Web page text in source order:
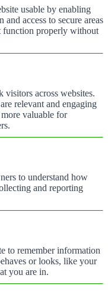
usable by enabling
access to secure areas
function properly without
visitors across websites.
relevant and engaging
valuable for
to understand how
and reporting
to remember information
or looks, like your
you are in.